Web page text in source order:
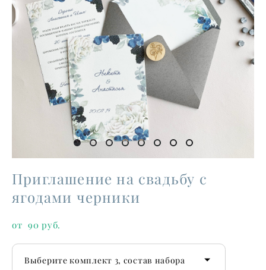
Приглашение на свадьбу с
ягодами черники
от 90 pуб.
Выберите комплект 3, состав набора